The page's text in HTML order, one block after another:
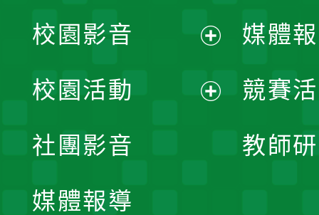
媒體
競賽
教師
校園影音
開
校園活動
社團影音
媒體報導